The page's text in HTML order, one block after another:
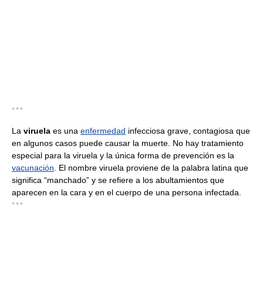
* * *
La viruela es una enfermedad infecciosa grave, contagiosa que
en algunos casos puede causar la muerte. No hay tratamiento
especial para la viruela y la única forma de prevención es la
vacunación . El nombre viruela proviene de la palabra latina que
significa “manchado” y se refiere a los abultamientos que
aparecen en la cara y en el cuerpo de una persona infectada.
* * *